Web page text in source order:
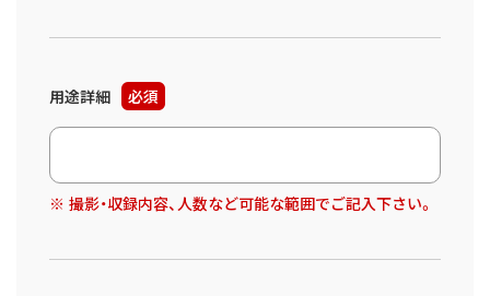
用途詳細 必須
撮影・収録内容、人数など可能な範囲でご記入下さい。